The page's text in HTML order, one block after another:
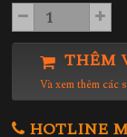
THÊM
Và xem thêm các
HOTLINE